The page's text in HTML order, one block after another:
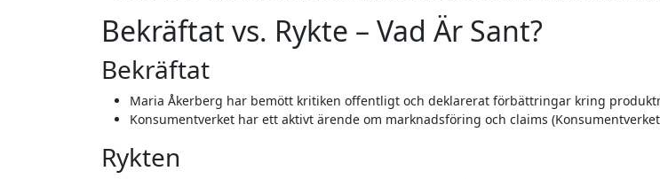
Bekräftat vs. Rykte – Vad Är Sant?
Bekräftat
Maria Åkerberg har bemött kritiken offentligt och deklarerat förbättringar kring
Konsumentverket har ett aktivt ärende om marknadsföring och claims
Rykten